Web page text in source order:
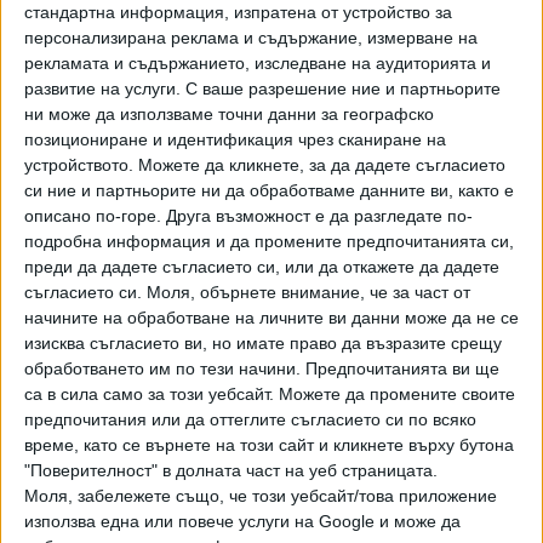
стандартна информация, изпратена от устройство за
персонализирана реклама и съдържание, измерване на
рекламата и съдържанието, изследване на аудиторията и
развитие на услуги. С ваше разрешение ние и партньорите
ни може да използваме точни данни за географско
позициониране и идентификация чрез сканиране на
устройството. Можете да кликнете, за да дадете съгласието
си ние и партньорите ни да обработваме данните ви, както е
описано по-горе. Друга възможност е да разгледате по-
подробна информация и да промените предпочитанията си,
преди да дадете съгласието си, или да откажете да дадете
съгласието си.
Моля, обърнете внимание, че за част от
начините на обработване на личните ви данни може да не се
изисква съгласието ви, но имате право да възразите срещу
обработването им по тези начини. Предпочитанията ви ще
са в сила само за този уебсайт. Можете да промените своите
предпочитания или да оттеглите съгласието си по всяко
време, като се върнете на този сайт и кликнете върху бутона
"Поверителност" в долната част на уеб страницата.
Моля, забележете също, че този уебсайт/това приложение
използва една или повече услуги на Google и може да
проектокабинета на ИТН. И не само заради Петър Илиев
и неяснотите около други кандидат-министри. Причината
е,че очевидно зад този кабинет не може да се
състави мнозинство, което да не зависи от ГЕРБ
или ДПС. Без това за нито една от точките, по които се
споразумяхме с ИТН, няма гаранция за изпълнение.
Напротив - сигурно е, че много от тях ще останат само
на думи".
Против се обяви и говорителят на служебния кабинет и
член на Националния съвет на левицата Антон Кутев.
Ще гласувам "против" БСП да подкрепи
проектокабинета на ИТН. И не само заради Петър Илиев
и неяснотите около други...
Posted byKrum ZarkovonTuesday, August 10, 2021